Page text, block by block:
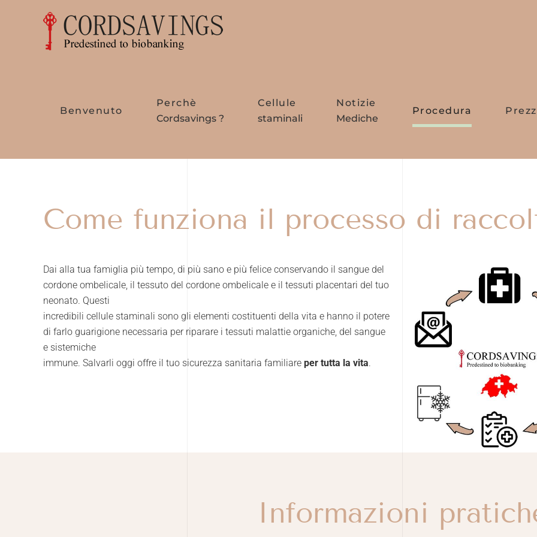
Skip to main content
Benvenuto
Perchè
Cordsavings ?
Cellule
staminali
Notizie
Mediche
Procedura
Come funziona il processo di
Dai alla tua famiglia più tempo, di più sano e più felice conservando il sangue del
cordone ombelicale, il tessuto del cordone ombelicale e il tessuti placentari del tuo
neonato. Questi
incredibili cellule staminali sono gli elementi costituenti della vita e hanno il potere
di farlo guarigione necessaria per riparare i tessuti malattie organiche, del sangue
e sistemiche
immune. Salvarli oggi offre il tuo sicurezza sanitaria familiare per tutta la vita.
Informazioni